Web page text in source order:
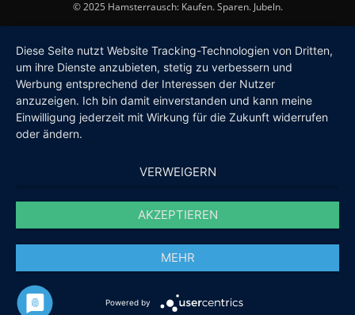
© 2025 Hamsterrausch: Kaufen. Sparen. Jubeln.
Diese Seite nutzt Website Tracking-Technologien von Dritten,
um ihre Dienste anzubieten, stetig zu verbessern und
Werbung entsprechend der Interessen der Nutzer
anzuzeigen. Ich bin damit einverstanden und kann meine
Einwilligung jederzeit mit Wirkung für die Zukunft widerrufen
oder ändern.
VERWEIGERN
AKZEPTIEREN
MEHR
Powered by